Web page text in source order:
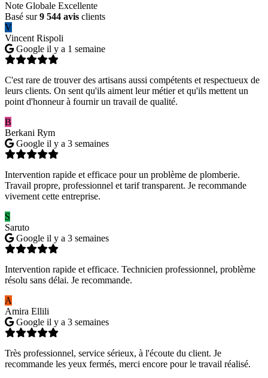
Note Globale Excellente
Basé sur9 544 avis clients
V
Vincent Rispoli
Google il y a 1 semaine
C'est rare de trouver des artisans aussi compétents et respectueux de
leurs clients. On sent qu'ils aiment leur métier et qu'ils mettent un
point d'honneur à fournir un travail de qualité.
B
Berkani Rym
Google il y a 3 semaines
Intervention rapide et efficace pour un problème de plomberie.
Travail propre, professionnel et tarif transparent. Je recommande
vivement cette entreprise.
S
Saruto
Google il y a 3 semaines
Intervention rapide et efficace. Technicien professionnel, problème
résolu sans délai. Je recommande.
A
Amira Ellili
Google il y a 3 semaines
Très professionnel, service sérieux, à l'écoute du client. Je
recommande les yeux fermés, merci encore pour le travail réalisé.